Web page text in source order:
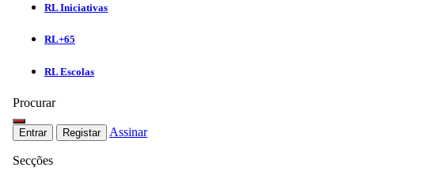
RL Iniciativas
RL+65
RL Escolas
Procurar
Entrar Registar Assinar
Secções